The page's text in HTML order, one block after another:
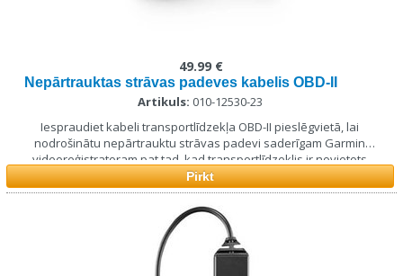
Nepārtrauktas strāvas padeves kabelis OBD-II
Artikuls: 010-12530-23
Iespraudiet kabeli transportlīdzekļa OBD-II pieslēgvietā, lai
nodrošinātu nepārtrauktu strāvas padevi saderīgam Garmin
videoreģistratoram pat tad, kad transportlīdzeklis ir novietots
stāvēšanai un izslēgts.
49.99 €
Pirkt